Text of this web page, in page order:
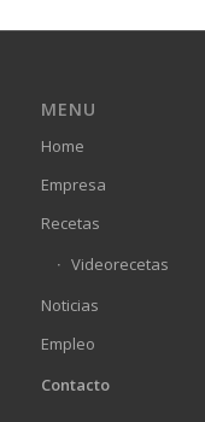
MENU
Home
Empresa
Recetas
Videorecetas
Noticias
Empleo
Contacto